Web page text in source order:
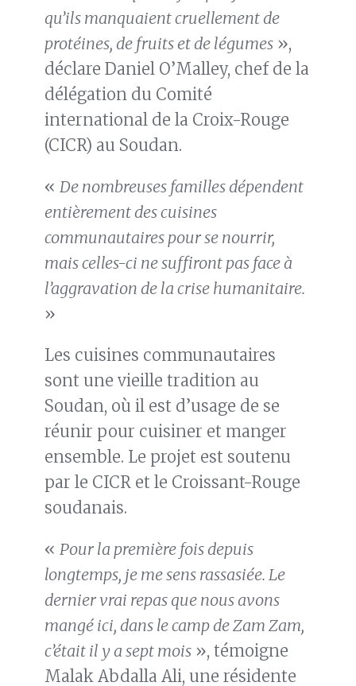
qu’ils manquaient cruellement de
protéines, de fruits et de légumes »,
déclare Daniel O’Malley, chef de la
délégation du Comité
international de la Croix-Rouge
(CICR) au Soudan.
« De nombreuses familles dépendent
entièrement des cuisines
communautaires pour se nourrir,
mais celles-ci ne suffiront pas face à
l’aggravation de la crise humanitaire.
»
Les cuisines communautaires
sont une vieille tradition au
Soudan, où il est d’usage de se
réunir pour cuisiner et manger
ensemble. Le projet est soutenu
par le CICR et le Croissant-Rouge
soudanais.
« Pour la première fois depuis
longtemps, je me sens rassasiée. Le
dernier vrai repas que nous avons
mangé ici, dans le camp de Zam Zam,
c’était il y a sept mois », témoigne
Malak Abdalla Ali, une résidente